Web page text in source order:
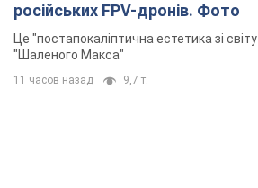
російських FPV-дронів. Фото
Це "постапокаліптична естетика зі світу
"Шаленого Макса"
11 часов назад 9,7 т.